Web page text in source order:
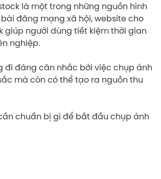
là một trong những nguồn hình
đăng mạng xã hội, website cho
giúp người dùng tiết kiệm thời gian
nghiệp.
đi đáng cân nhắc bởi việc chụp ảnh
mà còn có thể tạo ra nguồn thu
chuẩn bị gì để bắt đầu chụp ảnh